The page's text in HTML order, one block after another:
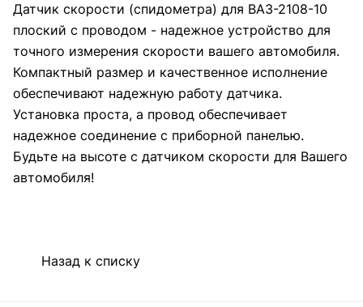
Датчик скорости (спидометра) для ВАЗ-2108-10
плоский с проводом - надежное устройство для
точного измерения скорости вашего автомобиля.
Компактный размер и качественное исполнение
обеспечивают надежную работу датчика.
Установка проста, а провод обеспечивает
надежное соединение с приборной панелью.
Будьте на высоте с датчиком скорости для Вашего
автомобиля!
Назад к списку